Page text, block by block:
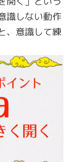
識しない動作
、意識して練